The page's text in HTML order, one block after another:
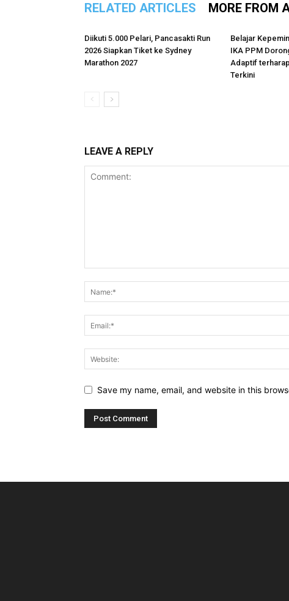
RELATED ARTICLES MORE FROM
Diikuti 5.000 Pelari, Pancasakti Run
2026 Siapkan Tiket ke Sydney
Marathon 2027
Belajar
IKA PPM
Adaptif
Terkini
LEAVE A REPLY
Save my name, email, and website in this